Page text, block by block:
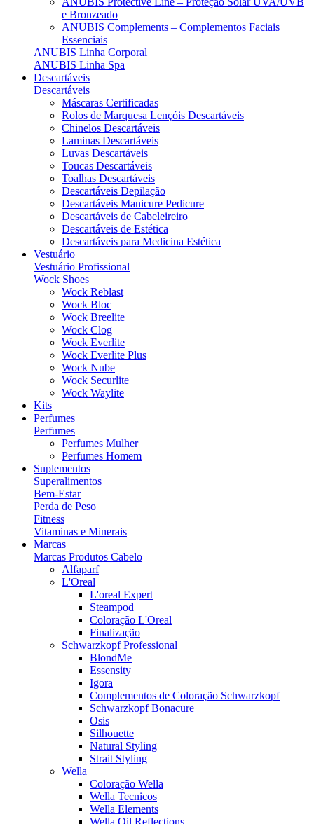
e Bronzeado
ANUBIS Complements – Complementos Faciais
Essenciais
ANUBIS Linha Corporal
ANUBIS Linha Spa
Descartáveis
Descartáveis
Máscaras Certificadas
Rolos de Marquesa Lençóis Descartáveis
Chinelos Descartáveis
Laminas Descartáveis
Luvas Descartáveis
Toucas Descartáveis
Toalhas Descartáveis
Descartáveis Depilação
Descartáveis Manicure Pedicure
Descartáveis de Cabeleireiro
Descartáveis de Estética
Descartáveis para Medicina Estética
Vestuário
Vestuário Profissional
Wock Shoes
Wock Reblast
Wock Bloc
Wock Breelite
Wock Clog
Wock Everlite
Wock Everlite Plus
Wock Nube
Wock Securlite
Wock Waylite
Kits
Perfumes
Perfumes
Perfumes Mulher
Perfumes Homem
Suplementos
Superalimentos
Bem-Estar
Perda de Peso
Fitness
Vitaminas e Minerais
Marcas
Marcas Produtos Cabelo
Alfaparf
L'Oreal
L'oreal Expert
Steampod
Coloração L'Oreal
Finalização
Schwarzkopf Professional
BlondMe
Essensity
Igora
Complementos de Coloração Schwarzkopf
Schwarzkopf Bonacure
Osis
Silhouette
Natural Styling
Strait Styling
Wella
Coloração Wella
Wella Tecnicos
Wella Elements
Wella Oil Reflections